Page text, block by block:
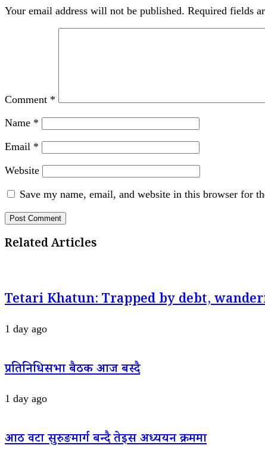
Your email address will not be published. Required fields
Comment *
Name *
Email *
Website
Save my name, email, and website in this browser for
Related Articles
Tetari Khatun: Trapped by debt,
1 day ago
प्रतिनिधिसभा बैठक आज बस्दै
1 day ago
आठ वटा सुरुङमार्ग बन्दै तेइस अध्ययन क्रममा